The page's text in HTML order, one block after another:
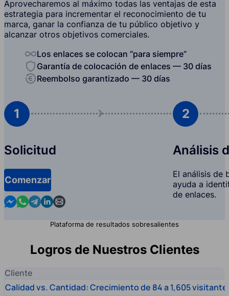
Aprovecharemos al máximo todas las ventajas de esta
estrategia para incrementar el reconocimiento de tu
marca, ganar la confianza de tu público objetivo y
alcanzar otros objetivos comerciales.
Los enlaces se colocan “para siempre”
Garantía de colocación de enlaces — 30 días
Reembolso garantizado — 30 días
1
Solicitud
Comenzar
Contact us in Messenger
Contact us in WhatsApp
Contact us in Telegram
Contact us in Linkedin
Contact us by email
2
Análisis
El análisis de
ayuda a
de enlaces.
Plataforma de resultados sobresalientes
Logros de Nuestros Clientes
Cliente
Calidad vs. Cantidad: Crecimiento de 84 a 1,605